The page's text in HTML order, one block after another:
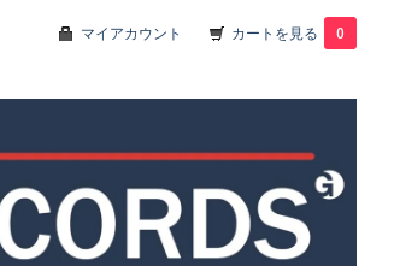
マイアカウント カートを見る 0